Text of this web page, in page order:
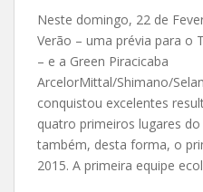
Neste domingo, 22 de
Verão – uma prévia para o
– e a Green Piracicaba
ArcelorMittal/Shimano/
conquistou excelentes
quatro primeiros lugares
também, desta forma, o
2015. A primeira equipe